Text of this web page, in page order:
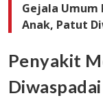
Gejala Umum
Anak, Patut
Penyakit
Diwaspadai